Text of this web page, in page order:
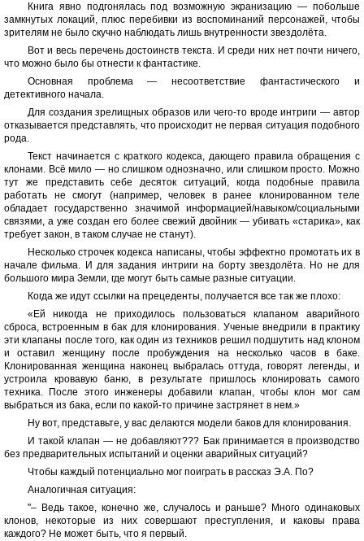
Книга явно подгонялась под возможную экранизацию — побольше
замкнутых локаций, плюс перебивки из воспоминаний персонажей, чтобы
зрителям не было скучно наблюдать лишь внутренности звездолёта.
Вот и весь перечень достоинств текста. И среди них нет почти ничего,
что можно было бы отнести к фантастике.
Основная проблема — несоответствие фантастического и
детективного начала.
Для создания зрелищных образов или чего-то вроде интриги — автор
отказывается представлять, что происходит не первая ситуация подобного
рода.
Текст начинается с краткого кодекса, дающего правила обращения с
клонами. Всё мило — но слишком однозначно, или слишком просто. Можно
тут же представить себе десяток ситуаций, когда подобные правила
работать не смогут (например, человек в ранее клонированном теле
обладает государственно значимой информацией/навыком/социальными
связями, а уже создан его более свежий двойник — убивать «старика», как
требует закон, в таком случае не станут).
Несколько строчек кодекса написаны, чтобы эффектно промотать их в
начале фильма. И для задания интриги на борту звездолёта. Но не для
большого мира Земли, где могут быть самые разные ситуации.
Когда же идут ссылки на прецеденты, получается все так же плохо:
«Ей никогда не приходилось пользоваться клапаном аварийного
сброса, встроенным в бак для клонирования. Ученые внедрили в практику
эти клапаны после того, как один из техников решил подшутить над клоном
и оставил женщину после пробуждения на несколько часов в баке.
Клонированная женщина наконец выбралась оттуда, говорят легенды, и
устроила кровавую баню, в результате пришлось клонировать самого
техника. После этого инженеры добавили клапан, чтобы клон мог сам
выбраться из бака, если по какой-то причине застрянет в нем.»
Ну вот, представьте, у вас делаются модели баков для клонирования.
И такой клапан — не добавляют??? Бак принимается в производство
без предварительных испытаний и оценки аварийных ситуаций?
Чтобы каждый потенциально мог поиграть в рассказ Э.А. По?
Аналогичная ситуация:
"– Ведь такое, конечно же, случалось и раньше? Много одинаковых
клонов, некоторые из них совершают преступления, и каковы права
каждого? Не может быть, что я первый.